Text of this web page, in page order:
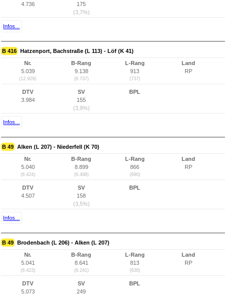
4.736
175
(3,7%)
Infos...
B 416 Hatzenport, Bachstraße (L 113) - Löf (K 41)
Nr.
5.039
(12.929)
B-Rang
9.138
(6.737)
L-Rang
913
(737)
Land
RP
DTV
3.984
SV
155
(3,9%)
BPL
Infos...
B 49 Alken (L 207) - Niederfell (K 70)
Nr.
5.040
(6.424)
B-Rang
8.899
(6.498)
L-Rang
866
(690)
Land
RP
DTV
4.507
SV
158
(3,5%)
BPL
Infos...
B 49 Brodenbach (L 206) - Alken (L 207)
Nr.
5.041
(6.423)
B-Rang
8.641
(6.241)
L-Rang
813
(638)
Land
RP
DTV
5.073
SV
249
BPL